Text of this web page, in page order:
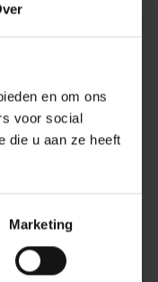
en om ons
voor social
die u aan ze heeft
Marketing